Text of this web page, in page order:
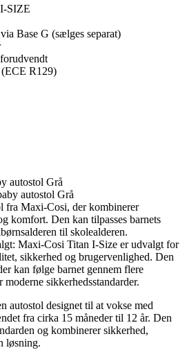
SIZE
Base G (sælges separat)
R129)
autostol Grå
fra Maxi-Cosi, der kombinerer
komfort. Den kan tilpasses barnets
til skolealderen.
Maxi-Cosi Titan I-Size er udvalgt for
sikkerhed og brugervenlighed. Den
kan følge barnet gennem flere
sikkerhedsstandarder.
autostol designet til at vokse med
fra cirka 15 måneder til 12 år. Den
og kombinerer sikkerhed,
løsning.